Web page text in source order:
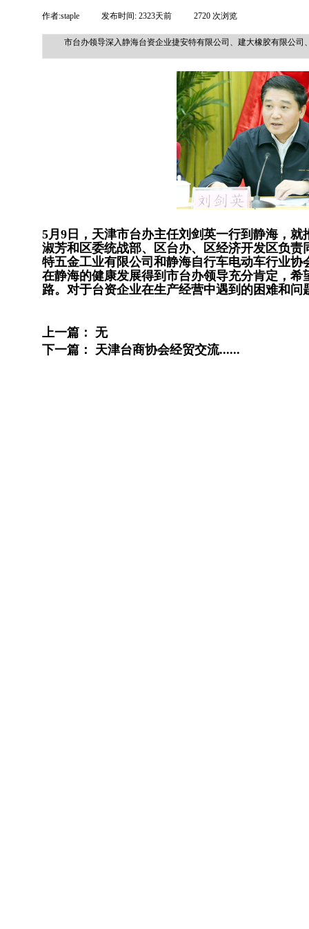
作者:staple 发布时间: 2323天前 2720 次浏览
市台办领导深入静海台资企业捷安特有限公司、建大橡胶有限公
5月9日，天津市台办主任刘剑英一行到静海，
淑芳和区委统战部、区台办、区经济开发区负
特五金工业有限公司和静海自行车电动车行业
在静海的健康发展得到市台办领导充分肯定，
路。对于台资企业在生产经营中遇到的困难和
上一篇： 无
下一篇：
天津台商协会经贸交流......